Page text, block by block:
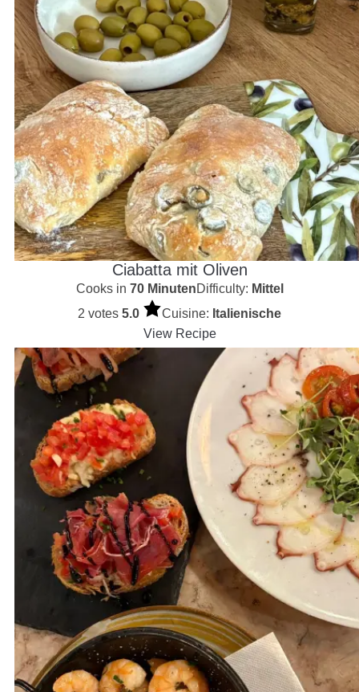
Ciabatta mit Oliven
Cooks in 70 MinutenDifficulty: Mittel
2 votes 5.0 Cuisine: Italienische
View Recipe